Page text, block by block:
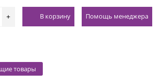
+ В корзину Помощь менеджера
товары